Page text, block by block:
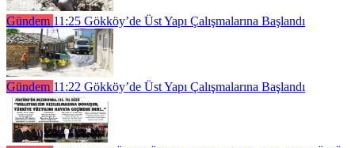
Gündem 11:25 Gökköy’de Üst Yapı Çalışmalarına Başlandı
Gündem 11:22 Gökköy’de Üst Yapı Çalışmalarına Başlandı